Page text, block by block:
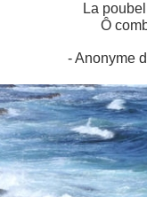
La
Ô
- Anonyme